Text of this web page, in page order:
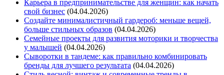
Карьера в предпринимательстве для женщин: как начать
свой бизнес (04.04.2026)
Создайте минималистичный гардероб: меньше вещей,
больше стильных образов (04.04.2026)
Семейные проекты для развития моторики и творчества
у малышей (04.04.2026)
Сыворотки в тандеме: как правильно комбинировать
бренды для лучшего результата (04.04.2026)